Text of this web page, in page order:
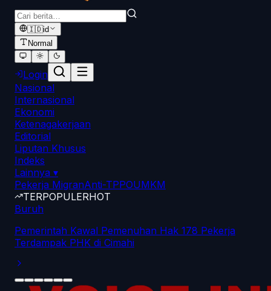
🇮🇩id
Normal
Login
Nasional
Internasional
Ekonomi
Ketenagakerjaan
Editorial
Liputan Khusus
Indeks
Lainnya ▾
Pekerja MigranAnti-TPPOUMKM
TERPOPULERHOT
Buruh
Pemerintah Kawal Pemenuhan Hak 178 Pekerja
Terdampak PHK di Cimahi